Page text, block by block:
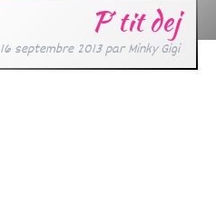
P´tit dej
16 septembre 2013parMinky Gigi